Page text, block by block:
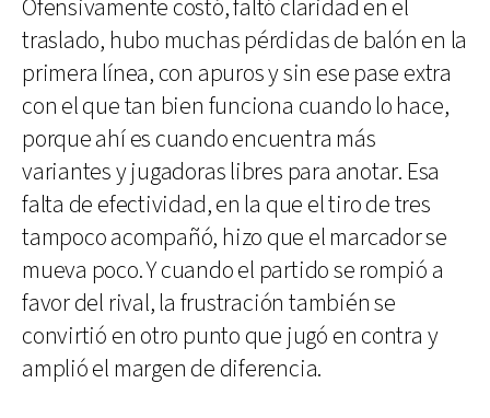
Ofensivamente costó, faltó claridad en el
traslado, hubo muchas pérdidas de balón en la
primera línea, con apuros y sin ese pase extra
con el que tan bien funciona cuando lo hace,
porque ahí es cuando encuentra más
variantes y jugadoras libres para anotar. Esa
falta de efectividad, en la que el tiro de tres
tampoco acompañó, hizo que el marcador se
mueva poco. Y cuando el partido se rompió a
favor del rival, la frustración también se
convirtió en otro punto que jugó en contra y
amplió el margen de diferencia.